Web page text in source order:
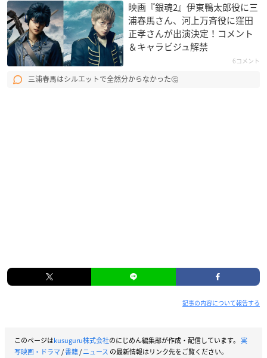
映画『銀魂2』伊東鴨太郎役に三
浦春馬さん、河上万斉役に窪田
正孝さんが出演決定！コメント
＆キャラビジュ解禁
6コメント
三浦春馬はシルエットで全然分からなかった🤔
記事の内容について報告する
このページはkusuguru株式会社のにじめん編集部が作成・配信しています。 実
写映画・ドラマ/書籍/ニュース の最新情報はリンク先をご覧ください。